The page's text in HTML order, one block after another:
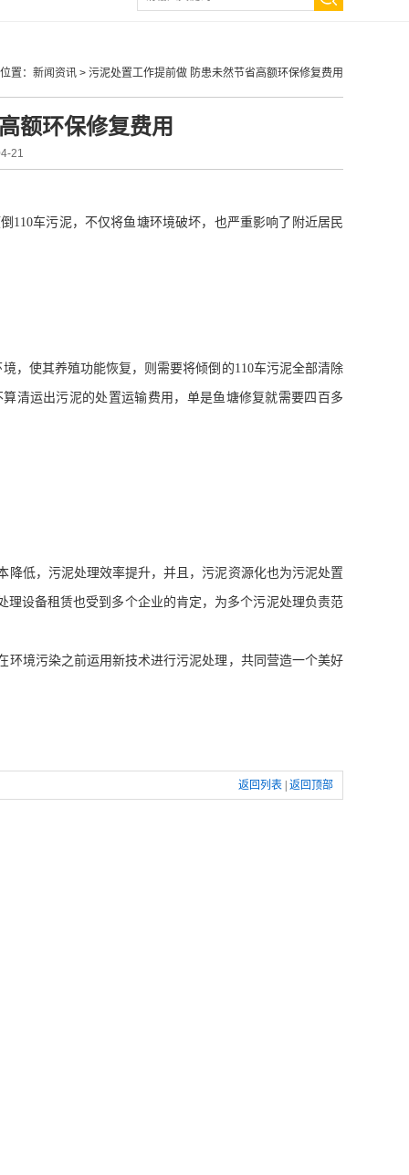
置： 新闻资讯 > 污泥处置工作提前做 防患未然节省高额环保修复费用
额环保修复费用
21
110车污泥，不仅将鱼塘环境破坏，也严重影响了附近居民
，使其养殖功能恢复，则需要将倾倒的110车污泥全部清除
清运出污泥的处置运输费用，单是鱼塘修复就需要四百多
低，污泥处理效率提升，并且，污泥资源化也为污泥处置
设备租赁也受到多个企业的肯定，为多个污泥处理负责范
境污染之前运用新技术进行污泥处理，共同营造一个美好
返回列表 返回顶部